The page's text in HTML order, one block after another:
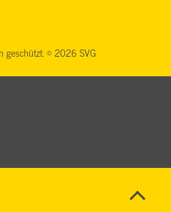
geschützt. © 2026 SVG